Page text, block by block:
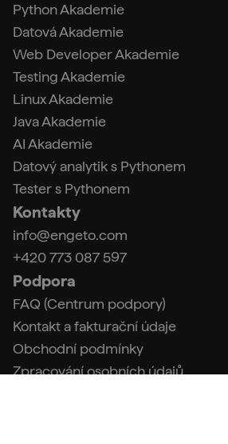
Python Akademie
Datová Akademie
Web Developer Akademie
Testing Akademie
Linux Akademie
Java Akademie
AI Akademie
Datový analytik s Pythonem
Tester s Pythonem
Kontakty
info@engeto.com
+420 773 087 597
Podpora
FAQ (Centrum podpory)
Kontakt a fakturační údaje
Obchodní podmínky
Zpracování osobních údajů